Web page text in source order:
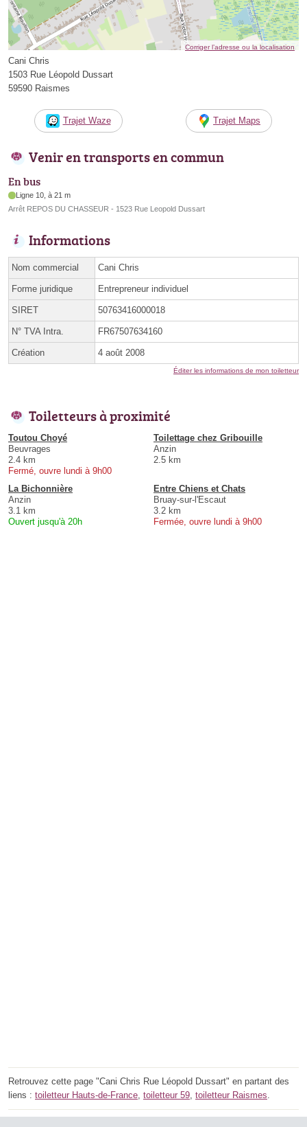
Corriger l’adresse ou la localisation
Cani Chris
1503 Rue Léopold Dussart
59590 Raismes
Trajet Waze Trajet Maps
Venir en transports en commun
En bus
Ligne 10, à 21 m
Arrêt REPOS DU CHASSEUR - 1523 Rue Leopold Dussart
Informations
Nom commercial Cani Chris
Forme juridique Entrepreneur individuel
SIRET 50763416000018
N° TVA Intra. FR67507634160
Création 4 août 2008
Éditer les informations de mon toiletteur
Toiletteurs à proximité
Toutou Choyé
Beuvrages
2.4 km
Fermé, ouvre lundi à 9h00
Toilettage chez Gribouille
Anzin
2.5 km
La Bichonnière
Anzin
3.1 km
Ouvert jusqu'à 20h
Entre Chiens et Chats
Bruay-sur-l'Escaut
3.2 km
Fermée, ouvre lundi à 9h00
Retrouvez cette page "Cani Chris Rue Léopold Dussart" en partant des
liens : toiletteur Hauts-de-France, toiletteur 59, toiletteur Raismes.